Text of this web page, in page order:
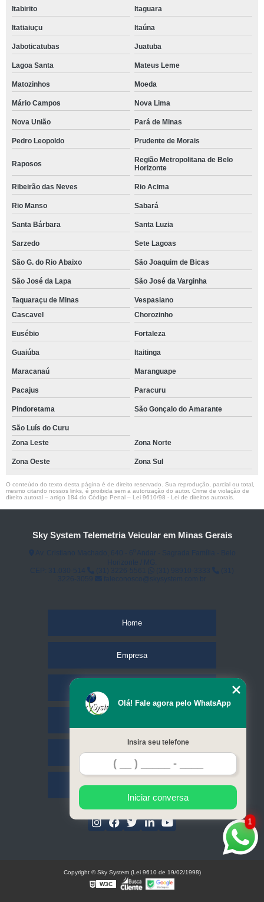
Itabirito Itaguara
Itatiaiuçu Itaúna
Jaboticatubas Juatuba
Lagoa Santa Mateus Leme
Matozinhos Moeda
Mário Campos Nova Lima
Nova União Pará de Minas
Pedro Leopoldo Prudente de Morais
Raposos
Região Metropolitana de Belo
Horizonte
Ribeirão das Neves Rio Acima
Rio Manso Sabará
Santa Bárbara Santa Luzia
Sarzedo Sete Lagoas
São G. do Rio Abaixo São Joaquim de Bicas
São José da Lapa São José da Varginha
Taquaraçu de Minas
Vespasiano
Cascavel
Chorozinho
Eusébio Fortaleza
Guaiúba Itaitinga
Maracanaú Maranguape
Pacajus Paracuru
Pindoretama São Gonçalo do Amarante
São Luís do Curu
Zona Leste
Zona Norte
Zona Oeste Zona Sul
O conteúdo do texto desta página é de direito reservado. Sua reprodução, parcial ou total,
mesmo citando nossos links, é proibida sem a autorização do autor. Crime de violação de
direito autoral – artigo 184 do Código Penal – Lei 9610/98 - Lei de direitos autorais
Sky System Telemetria Veicular em Minas Gerais
Home
Empresa
Contato
Mapa do site
1
Olá! Fale agora pelo WhatsApp
Insira seu telefone
Iniciar conversa
Copyright © Sky System (Lei 9610 de 19/02/1998)
W3C